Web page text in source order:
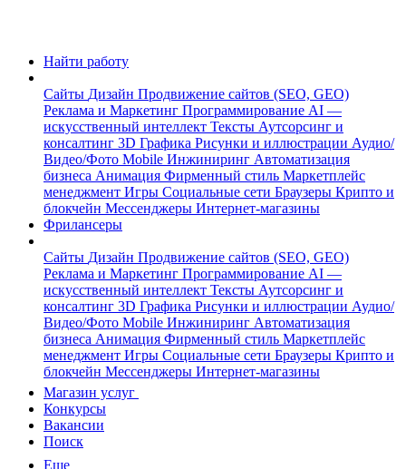
Найти работу
Сайты Дизайн Продвижение сайтов (SEO, GEO)
Реклама и Маркетинг Программирование AI —
искусственный интеллект Тексты Аутсорсинг и
консалтинг 3D Графика Рисунки и иллюстрации Аудио/
Видео/Фото Mobile Инжиниринг Автоматизация
бизнеса Анимация Фирменный стиль Маркетплейс
менеджмент Игры Социальные сети Браузеры Крипто и
блокчейн Мессенджеры Интернет-магазины
Фрилансеры
Сайты Дизайн Продвижение сайтов (SEO, GEO)
Реклама и Маркетинг Программирование AI —
искусственный интеллект Тексты Аутсорсинг и
консалтинг 3D Графика Рисунки и иллюстрации Аудио/
Видео/Фото Mobile Инжиниринг Автоматизация
бизнеса Анимация Фирменный стиль Маркетплейс
менеджмент Игры Социальные сети Браузеры Крипто и
блокчейн Мессенджеры Интернет-магазины
Магазин услуг
Конкурсы
Вакансии
Поиск
Еще